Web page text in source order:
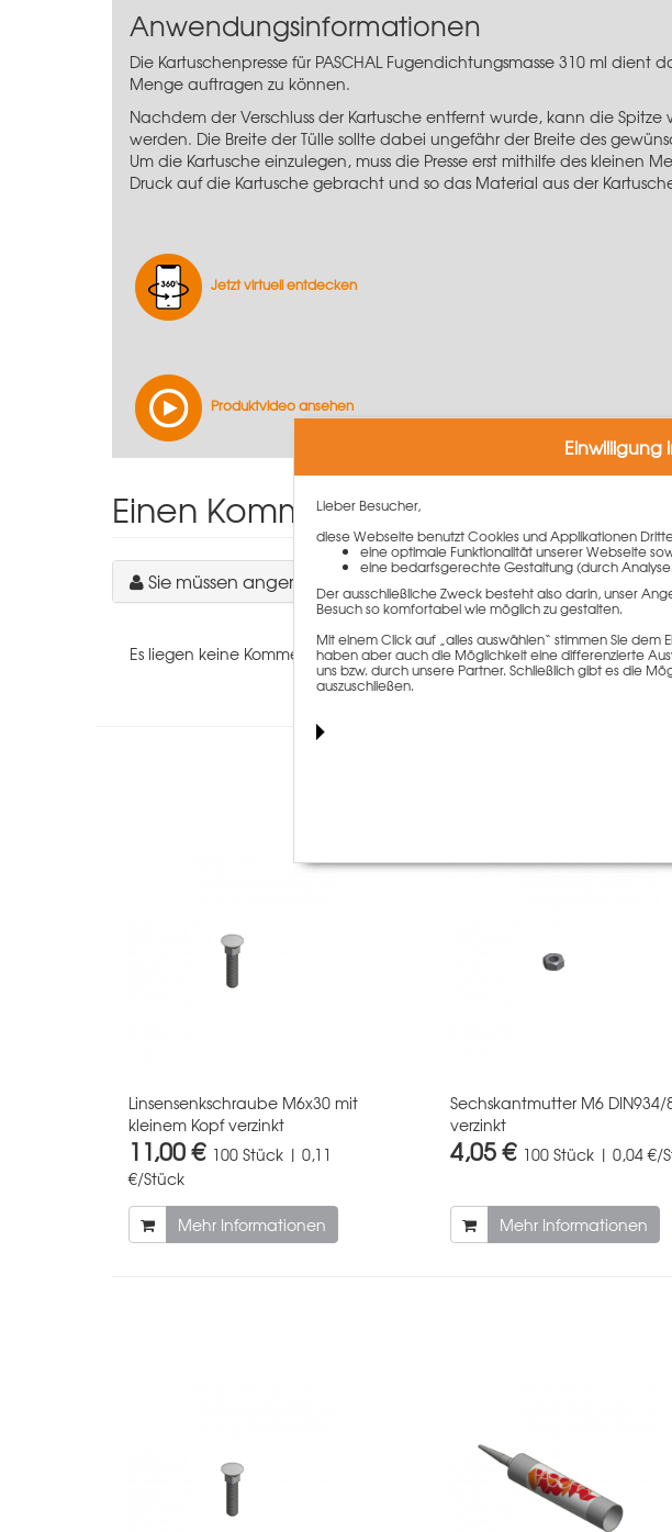
Anwendungsinformationen
Die Kartuschenpresse für PASCHAL Fugendichtungsmasse 310 ml dient
Menge auftragen zu können.
Nachdem der Verschluss der Kartusche entfernt wurde, kann die
werden. Die Breite der Tülle sollte dabei ungefähr der Breite des
Um die Kartusche einzulegen, muss die Presse erst mithilfe des
Druck auf die Kartusche gebracht und so das Material aus der
Jetzt virtuell entdecken
Produktvideo ansehen
Einen Kommentar schreiben
Sie müssen angemeldet sein, um einen Kommentar schreiben
Es liegen keine Kommentare zu diesem Artikel vor.
Kunden, die diesen
Linsensenkschraube M6x30 mit
kleinem Kopf verzinkt
11,00 € 100 Stück | 0,11
€/Stück
Mehr Informationen
Sechskantmutter M6 DIN934/
verzinkt
4,05 € 100 Stück | 0,04 €/
Mehr Informationen
Einwilligung
Lieber Besucher,
diese Webseite benutzt Cookies und Applikationen
eine optimale Funktionalität unserer Webseite
eine bedarfsgerechte Gestaltung (durch
Der ausschließliche Zweck besteht also darin, unser
Besuch so komfortabel wie möglich zu gestalten.
Mit einem Click auf „alles auswählen“ stimmen Sie
haben aber auch die Möglichkeit eine differenzierte
uns bzw. durch unsere Partner. Schließlich gibt es die
auszuschließen.